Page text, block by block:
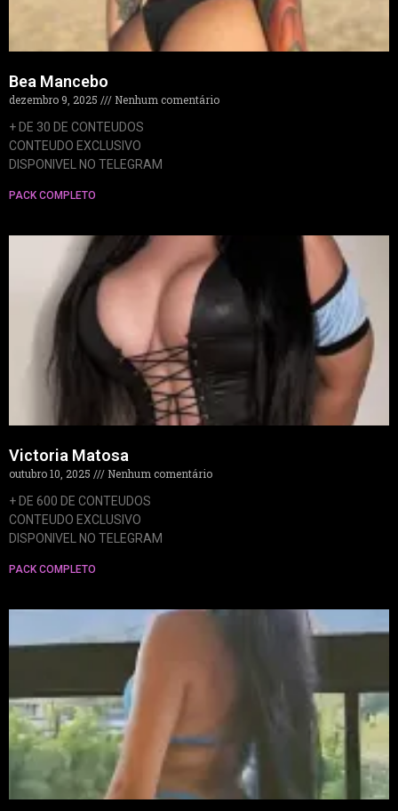
Bea Mancebo
dezembro 9, 2025
Nenhum comentário
+ DE 30 DE CONTEUDOS
CONTEUDO EXCLUSIVO
DISPONIVEL NO TELEGRAM
PACK COMPLETO
Victoria Matosa
outubro 10, 2025
Nenhum comentário
+ DE 600 DE CONTEUDOS
CONTEUDO EXCLUSIVO
DISPONIVEL NO TELEGRAM
PACK COMPLETO